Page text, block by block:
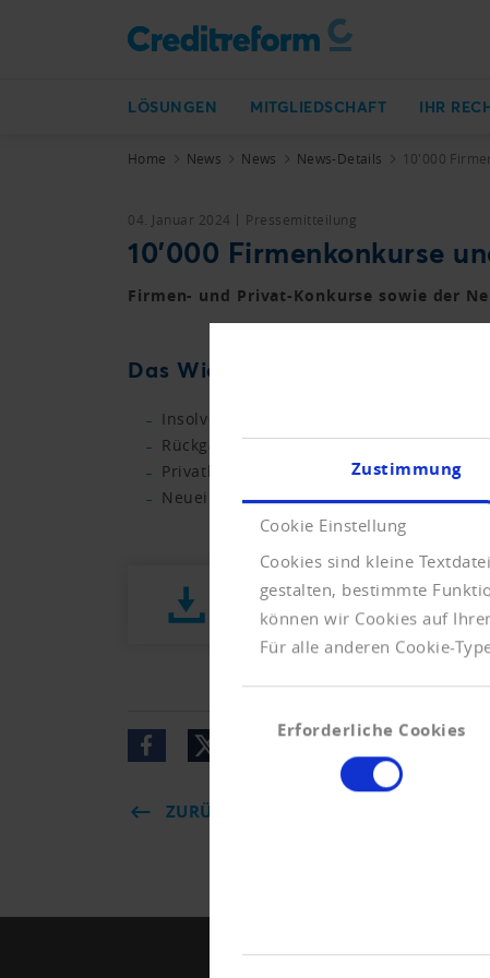
Zustimmung
Cookie Einstellung
Cookies sind kleine
gestalten, bestimmte
können wir Cookies auf
Für alle anderen Cookie-
Erforderliche Cookies
LÖSUNGEN MITGLIEDSCHAFT IHR
Home News News News-Details 10'000
04. Januar 2024 Pressemitteilung
10'000 Firmenkonkurse
Firmen- und Privat-Konkurse sowie der
Das Wichtigste in Kürze.
Insolvenzen von Firmen steigen um 8 %
Rückgang der Konkurse aufgrund von
Privatkonkurse mit leichtem Zuwachs
Neueintragungen erreichen einen
Presseletter_2024_01.pdf (624
ZURÜCK